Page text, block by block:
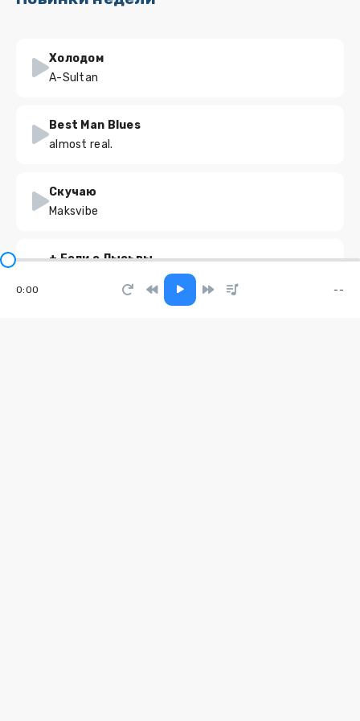
Холодом
A-Sultan
Best Man Blues
almost real.
Скучаю
Maksvibe
+ Если с Лысьвы
0:00 --